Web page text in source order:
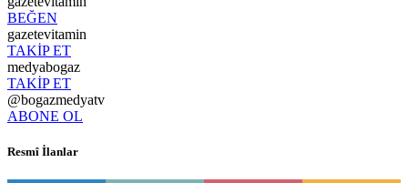
BEĞEN
gazetevitamin
TAKİP ET
medyabogaz
TAKİP ET
@bogazmedyatv
ABONE OL
Resmî İlanlar